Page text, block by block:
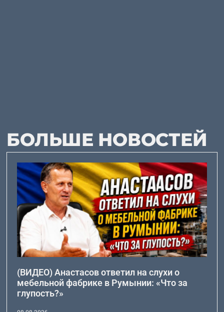
БОЛЬШЕ НОВОСТЕЙ
(ВИДЕО) Анастасов ответил на слухи о
мебельной фабрике в Румынии: «Что за
глупость?»